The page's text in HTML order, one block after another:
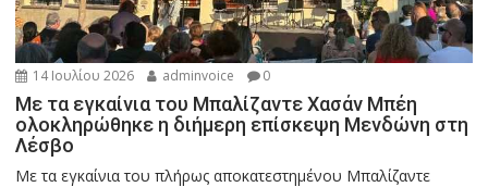
14 Ιουλίου 2026 adminvoice 0
Με τα εγκαίνια του Μπαλίζαντε Χασάν Μπέη
ολοκληρώθηκε η διήμερη επίσκεψη Μενδώνη στη
Λέσβο
Με τα εγκαίνια του πλήρως αποκατεστημένου Μπαλίζαντε